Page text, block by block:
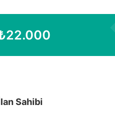
22.000
Sahibi